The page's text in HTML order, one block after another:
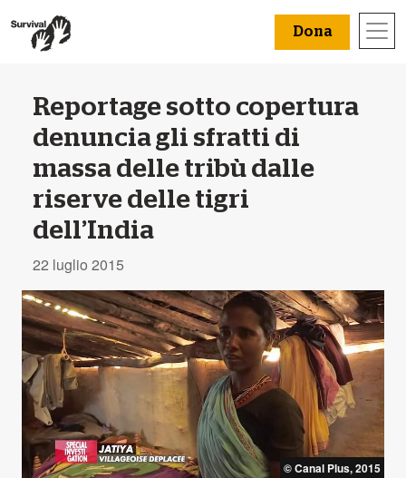
Dona
Reportage sotto copertura
denuncia gli sfratti di
massa delle tribù dalle
riserve delle tigri
dell’India
22 luglio 2015
© Canal Plus, 2015